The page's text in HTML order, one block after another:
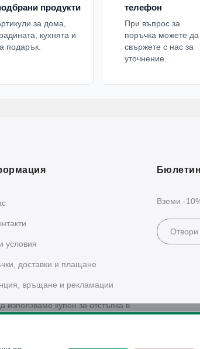
продукти
за дома,
кухнята и
подарък.
телефон
При въпрос за
поръчка можете да
свържете с нас за
уточнение.
условия
доставки и плащане
връщане и рекламации
използваме купон за отстъпка в
Бюлетин
Вземи -
Отвори